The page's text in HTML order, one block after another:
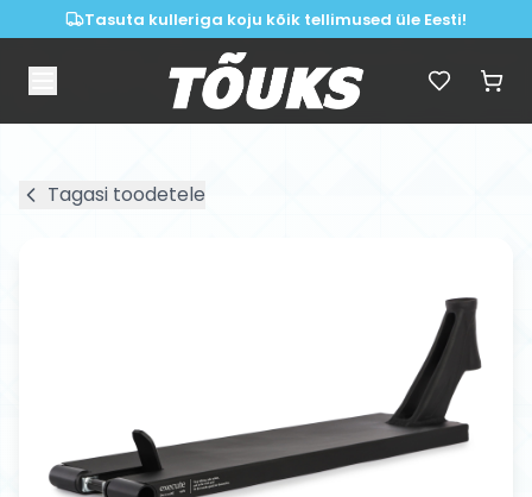
Tasuta kulleriga koju kõik tellimused üle Eesti!
Tagasi toodetele